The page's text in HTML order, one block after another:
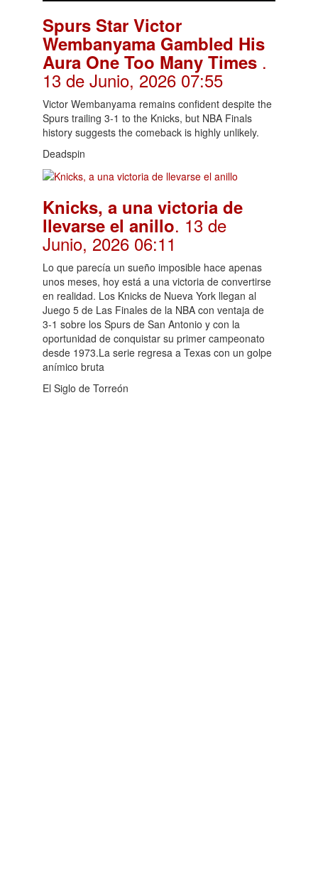
Spurs Star Victor
Wembanyama Gambled His
Aura One Too Many Times .
13 de Junio, 2026 07:55
Victor Wembanyama remains confident despite the
Spurs trailing 3-1 to the Knicks, but NBA Finals
history suggests the comeback is highly unlikely.
Deadspin
Knicks, a una victoria de
llevarse el anillo. 13 de
Junio, 2026 06:11
Lo que parecía un sueño imposible hace apenas
unos meses, hoy está a una victoria de convertirse
en realidad. Los Knicks de Nueva York llegan al
Juego 5 de Las Finales de la NBA con ventaja de
3-1 sobre los Spurs de San Antonio y con la
oportunidad de conquistar su primer campeonato
desde 1973.La serie regresa a Texas con un golpe
anímico bruta
El Siglo de Torreón